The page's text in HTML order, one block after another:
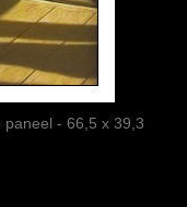
- 66,5 x 39,3